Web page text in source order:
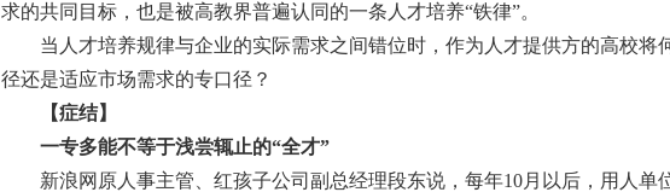
求的共同目标，也是被高教界普遍认同的一条人才培养“铁律”。
当人才培养规律与企业的实际需求之间错位时，作为人才提供方的高校将
径还是适应市场需求的专口径？
【症结】
一专多能不等于浅尝辄止的“全才”
新浪网原人事主管、红孩子公司副总经理段东说，每年10月以后，用人单